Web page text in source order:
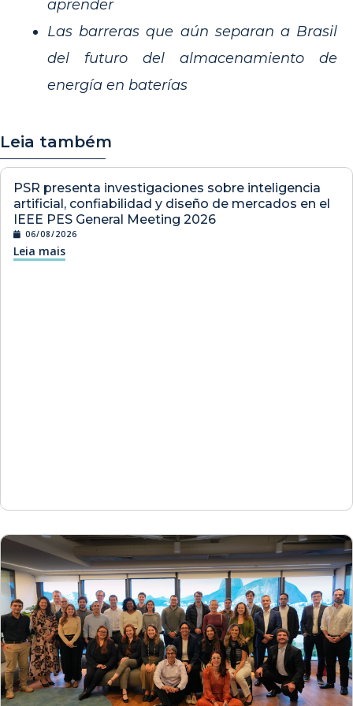
aprender
Las barreras que aún separan a Brasil
del futuro del almacenamiento de
energía en baterías
Leia também
PSR presenta investigaciones sobre inteligencia
artificial, confiabilidad y diseño de mercados en el
IEEE PES General Meeting 2026
06/08/2026
Leia mais